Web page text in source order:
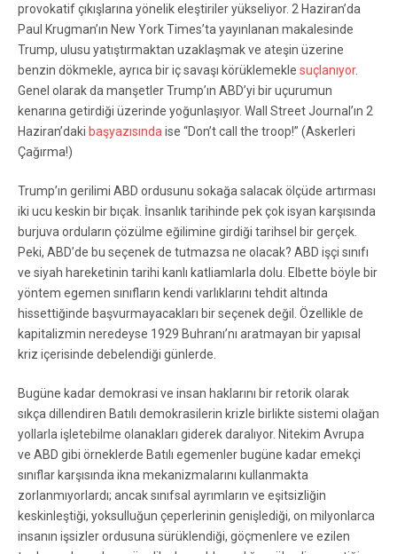
provokatif çıkışlarına yönelik eleştiriler yükseliyor. 2 Haziran’da
Paul Krugman’ın New York Times’ta yayınlanan makalesinde
Trump, ulusu yatıştırmaktan uzaklaşmak ve ateşin üzerine
benzin dökmekle, ayrıca bir iç savaşı körüklemekle suçlanıyor.
Genel olarak da manşetler Trump’ın ABD’yi bir uçurumun
kenarına getirdiği üzerinde yoğunlaşıyor. Wall Street Journal’ın 2
Haziran’daki başyazısında ise “Don’t call the troop!” (Askerleri
Çağırma!)
Trump’ın gerilimi ABD ordusunu sokağa salacak ölçüde artırması
iki ucu keskin bir bıçak. İnsanlık tarihinde pek çok isyan karşısında
burjuva orduların çözülme eğilimine girdiği tarihsel bir gerçek.
Peki, ABD’de bu seçenek de tutmazsa ne olacak? ABD işçi sınıfı
ve siyah hareketinin tarihi kanlı katliamlarla dolu. Elbette böyle bir
yöntem egemen sınıfların kendi varlıklarını tehdit altında
hissettiğinde başvurmayacakları bir seçenek değil. Özellikle de
kapitalizmin neredeyse 1929 Buhranı’nı aratmayan bir yapısal
kriz içerisinde debelendiği günlerde.
Bugüne kadar demokrasi ve insan haklarını bir retorik olarak
sıkça dillendiren Batılı demokrasilerin krizle birlikte sistemi olağan
yollarla işletebilme olanakları giderek daralıyor. Nitekim Avrupa
ve ABD gibi örneklerde Batılı egemenler bugüne kadar emekçi
sınıflar karşısında ikna mekanizmalarını kullanmakta
zorlanmıyorlardı; ancak sınıfsal ayrımların ve eşitsizliğin
keskinleştiği, yoksulluğun çeperlerinin genişlediği, on milyonlarca
insanın işsizler ordusuna sürüklendiği, göçmenlere ve ezilen